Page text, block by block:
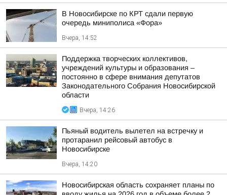
В Новосибирске по КРТ сдали первую
очередь миниполиса «Фора»
Вчера, 14:52
Поддержка творческих коллективов,
учреждений культуры и образования –
постоянно в сфере внимания депутатов
Законодательного Собрания Новосибирской
области
Вчера, 14:26
Пьяный водитель вылетел на встречку и
протаранил рейсовый автобус в
Новосибирске
Вчера, 14:20
Новосибирская область сохраняет планы по